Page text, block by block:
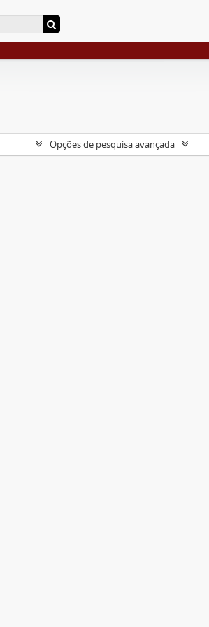
Opções de pesquisa avançada